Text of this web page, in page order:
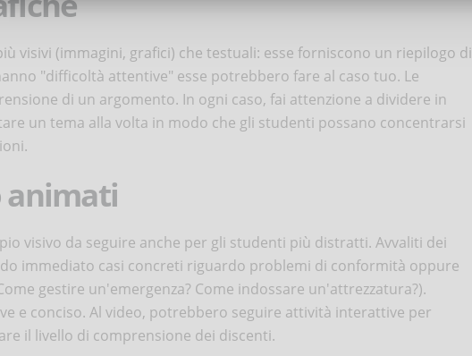
visivi (immagini, grafici) che testuali: esse forniscono un riepilogo di
"difficoltà attentive" esse potrebbero fare al caso tuo. Le
di un argomento. In ogni caso, fai attenzione a dividere in
un tema alla volta in modo che gli studenti possano concentrarsi
animati
visivo da seguire anche per gli studenti più distratti. Avvaliti dei
immediato casi concreti riguardo problemi di conformità oppure
gestire un'emergenza? Come indossare un'attrezzatura?).
e conciso. Al video, potrebbero seguire attività interattive per
il livello di comprensione dei discenti.